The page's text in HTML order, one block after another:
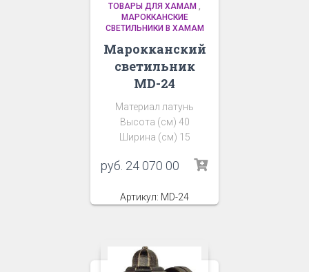
ТОВАРЫ ДЛЯ ХАМАМ
МАРОККАНСКИЕ
СВЕТИЛЬНИКИ В ХАМАМ
Марокканский
светильник
MD-24
Материал латунь
Высота (см) 40
Ширина (см) 15
руб. 24 070 00
Артикул: MD-24